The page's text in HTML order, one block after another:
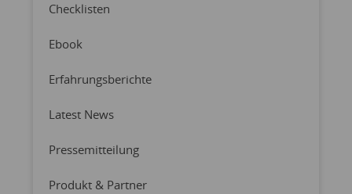
Checklisten
Ebook
Erfahrungsberichte
Latest News
Pressemitteilung
Produkt & Partner